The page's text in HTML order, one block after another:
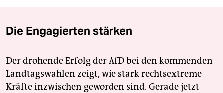
Die Engagierten stärken
Der drohende Erfolg der AfD bei den kommenden
Landtagswahlen zeigt, wie stark rechtsextreme
Kräfte inzwischen geworden sind. Gerade jetzt